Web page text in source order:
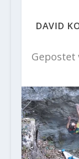
DAVID
Gepostet